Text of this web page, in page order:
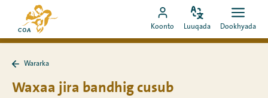
ah
booqo
bogga
hore
MyCOA
Booqo
akoonka
Koonto
Bedel
Luuqada
Fur
Dookhyada
Wararka
Wararka
Waxaa jira bandhig cusub